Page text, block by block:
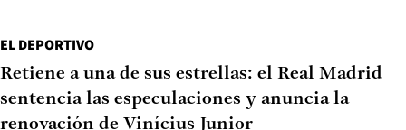
EL DEPORTIVO
Retiene a una de sus estrellas: el Real Madrid
sentencia las especulaciones y anuncia la
renovación de Vinícius Junior